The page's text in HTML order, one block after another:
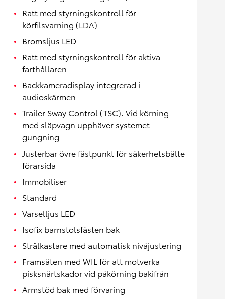
Ratt med styrningskontroll för
körfilsvarning (LDA)
Bromsljus LED
Ratt med styrningskontroll för aktiva
farthållaren
Backkameradisplay integrerad i
audioskärmen
Trailer Sway Control (TSC). Vid körning
med släpvagn upphäver systemet
gungning
Justerbar övre fästpunkt för säkerhetsbälte
förarsida
Immobiliser
Standard
Varselljus LED
Isofix barnstolsfästen bak
Strålkastare med automatisk nivåjustering
Framsäten med WIL för att motverka
pisksnärtskador vid påkörning bakifrån
Armstöd bak med förvaring